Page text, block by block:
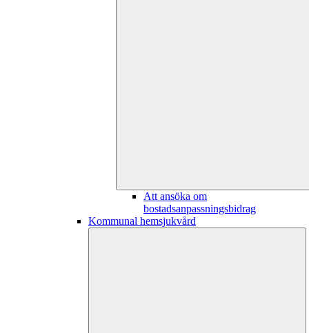
Att ansöka om
bostadsanpassningsbidrag
Kommunal hemsjukvård